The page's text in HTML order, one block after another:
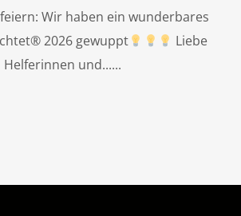
Wir haben ein wunderbares
2026 gewuppt
Liebe
Helferinnen und...